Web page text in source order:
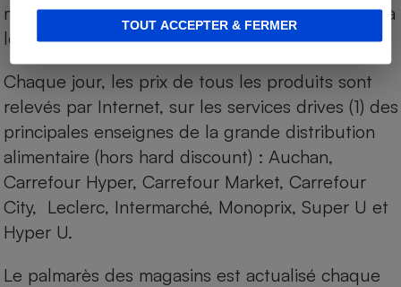
TOUT ACCEPTER & FERMER
marques de distributeurs (MDD) sont comparés à
leurs équivalents chez leurs concurrents.
Chaque jour, les prix de tous les produits sont
relevés par Internet, sur les services drives (1) des
principales enseignes de la grande distribution
alimentaire (hors hard discount) : Auchan,
Carrefour Hyper, Carrefour Market, Carrefour
City, Leclerc, Intermarché, Monoprix, Super U et
Hyper U.
Le palmarès des magasins est actualisé chaque